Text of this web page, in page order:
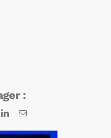
:
LinkedInEmail